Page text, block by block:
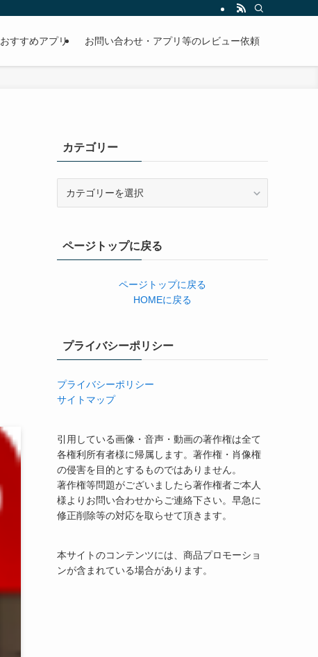
おすすめアプリ お問い合わせ・アプリ等のレビュー依頼
カテゴリー
ーページトップに戻る
ページトップに戻る
HOMEに戻る
プライバシーポリシー
プライバシーポリシー
サイトマップ
引用している画像・音声・動画の著作権は全て
各権利所有者様に帰属します。著作権・肖像権
の侵害を目的とするものではありません。
著作権等問題がございましたら著作権者ご本人
様よりお問い合わせからご連絡下さい。早急に
修正削除等の対応を取らせて頂きます。
本サイトのコンテンツには、商品プロモーショ
ンが含まれている場合があります。